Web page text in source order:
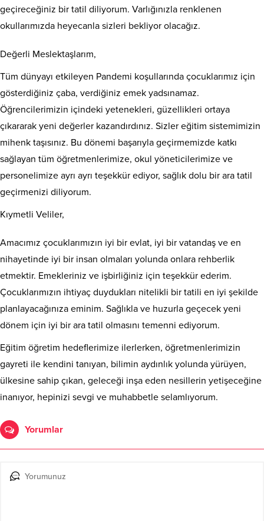
geçireceğiniz bir tatil diliyorum. Varlığınızla renklenen
okullarımızda heyecanla sizleri bekliyor olacağız.
Değerli Meslektaşlarım,
Tüm dünyayı etkileyen Pandemi koşullarında çocuklarımız için
gösterdiğiniz çaba, verdiğiniz emek yadsınamaz.
Öğrencilerimizin içindeki yetenekleri, güzellikleri ortaya
çıkararak yeni değerler kazandırdınız. Sizler eğitim sistemimizin
mihenk taşısınız. Bu dönemi başarıyla geçirmemizde katkı
sağlayan tüm öğretmenlerimize, okul yöneticilerimize ve
personelimize ayrı ayrı teşekkür ediyor, sağlık dolu bir ara tatil
geçirmenizi diliyorum.
Kıymetli Veliler,
Amacımız çocuklarımızın iyi bir evlat, iyi bir vatandaş ve en
nihayetinde iyi bir insan olmaları yolunda onlara rehberlik
etmektir. Emekleriniz ve işbirliğiniz için teşekkür ederim.
Çocuklarımızın ihtiyaç duydukları nitelikli bir tatili en iyi şekilde
planlayacağınıza eminim. Sağlıkla ve huzurla geçecek yeni
dönem için iyi bir ara tatil olmasını temenni ediyorum.
Eğitim öğretim hedeflerimize ilerlerken, öğretmenlerimizin
gayreti ile kendini tanıyan, bilimin aydınlık yolunda yürüyen,
ülkesine sahip çıkan, geleceği inşa eden nesillerin yetişeceğine
inanıyor, hepinizi sevgi ve muhabbetle selamlıyorum.
Yorumlar